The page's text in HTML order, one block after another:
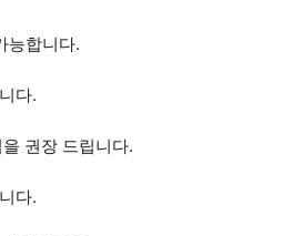
능합니다.
다.
권장 드립니다.
다.